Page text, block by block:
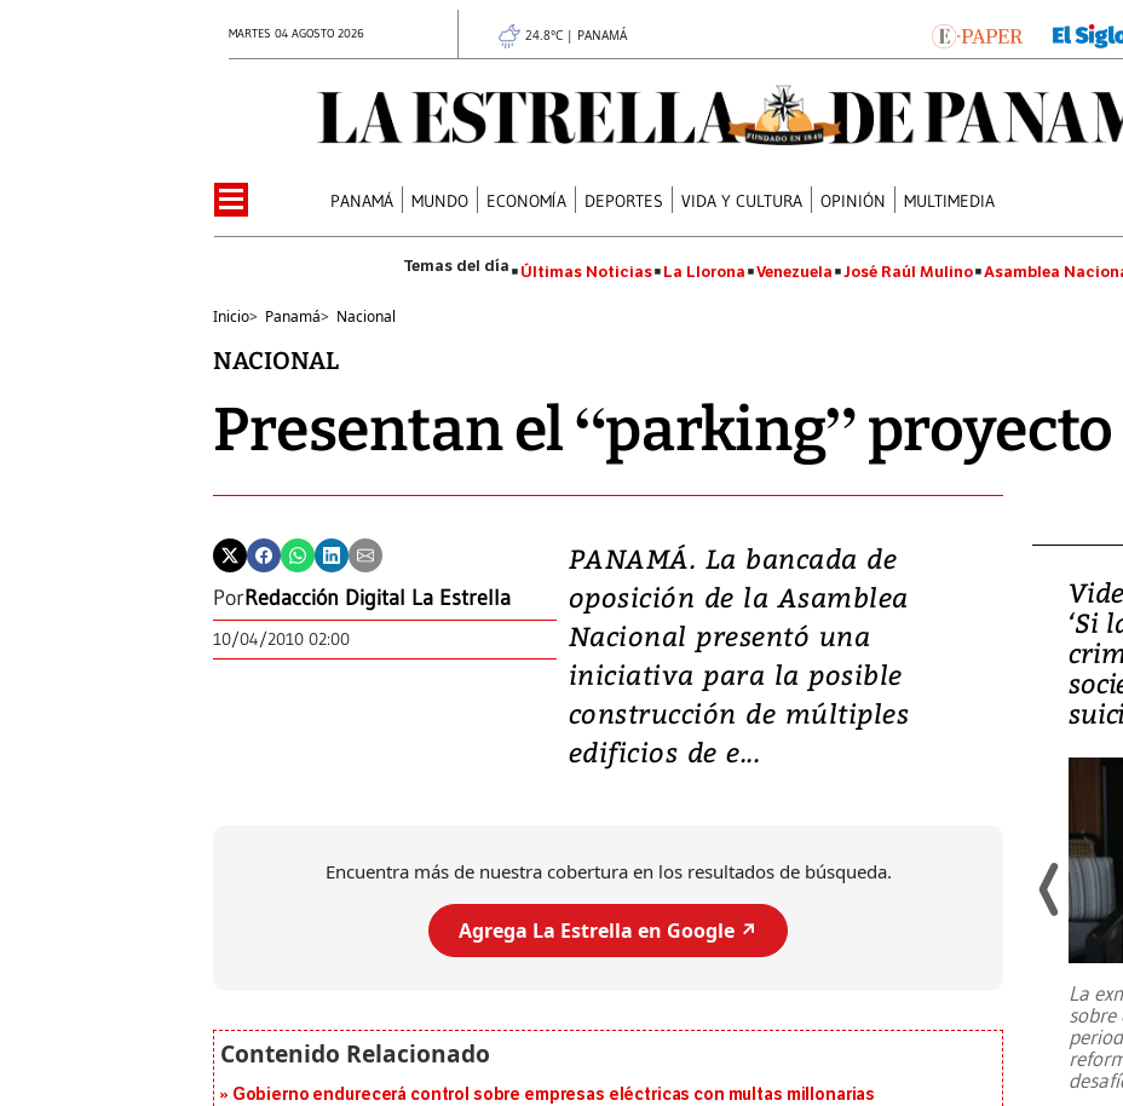
MARTES 04 AGOSTO 2026 24.8°C | PANAMÁ
PANAMÁ MUNDO ECONOMÍA DEPORTES VIDA Y CULTURA OPINIÓN MULTIMEDIA
Últimas Noticias La Llorona Venezuela José Raúl Mulino Asamblea
Inicio> Panamá> Nacional
NACIONAL
Presentan el “parking” proyecto
PorRedacción Digital La Estrella
10/04/2010 02:00
PANAMÁ. La bancada de
oposición de la Asamblea
Nacional presentó una
iniciativa para la posible
construcción de múltiples
edificios de e...
Encuentra más de nuestra cobertura en los resultados de búsqueda.
Agrega La Estrella en Google ↗️
Gobierno endurecerá control sobre empresas eléctricas con multas millonarias
Video, Japón: Terremoto
deja heridos y graves
daños en Kumamoto
Un fuerte terremoto de magnitud
7,1 se registró este martes 28 de
‘Si
La
sobre